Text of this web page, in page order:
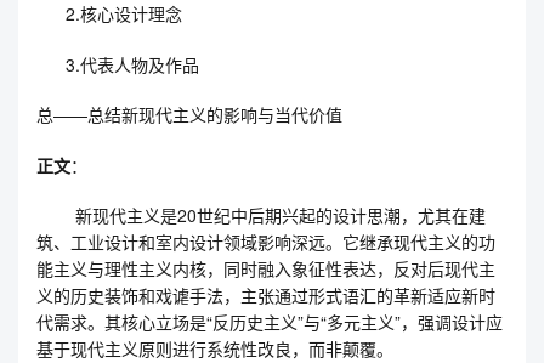
2.核心设计理念
3.代表人物及作品
总——总结新现代主义的影响与当代价值
正文：
新现代主义是20世纪中后期兴起的设计思潮，尤其在建
筑、工业设计和室内设计领域影响深远。它继承现代主义的功
能主义与理性主义内核，同时融入象征性表达，反对后现代主
义的历史装饰和戏谑手法，主张通过形式语汇的革新适应新时
代需求。其核心立场是“反历史主义”与“多元主义”，强调设计应
基于现代主义原则进行系统性改良，而非颠覆。